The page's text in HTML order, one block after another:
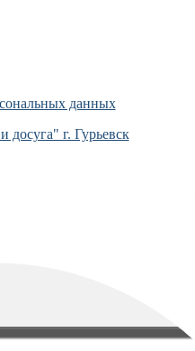
данных
г. Гурьевск